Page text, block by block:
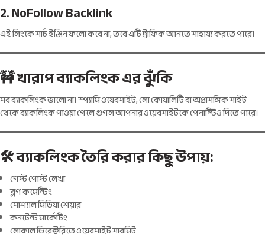
2.NoFollow Backlink
এই লিংকে সার্চ ইঞ্জিন ফলো করে না, তবে এটি ট্রাফিক আনতে সাহায্য করতে পারে।
🚧 খারাপ ব্যাকলিংক এর ঝুঁকি
সব ব্যাকলিংক ভালো না। স্প্যামি ওয়েবসাইট, লো কোয়ালিটি বা অপ্রাসঙ্গিক সাইট
থেকে ব্যাকলিংক পাওয়া গেলে গুগল আপনার ওয়েবসাইটকে পেনাল্টিও দিতে পারে।
🛠️ ব্যাকলিংক তৈরি করার কিছু উপায়:
গেস্ট পোস্ট লেখা
ব্লগ কমেন্টিং
সোশ্যাল মিডিয়া শেয়ার
কনটেন্ট মার্কেটিং
লোকাল ডিরেক্টরিতে ওয়েবসাইট সাবমিট